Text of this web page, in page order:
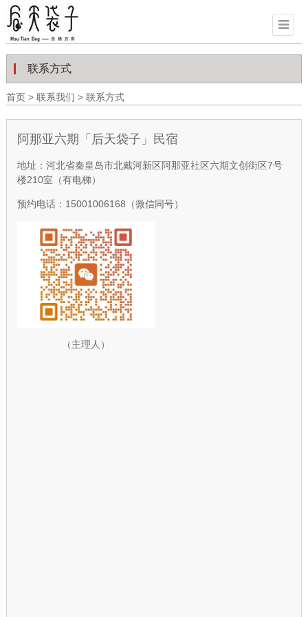
联系方式
首页> 联系我们 > 联系方式
阿那亚六期「后天袋子」民宿
地址：河北省秦皇岛市北戴河新区阿那亚社区六期文创街区7号
楼210室（有电梯）
预约电话：15001006168（微信同号）
（主理人）